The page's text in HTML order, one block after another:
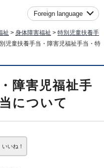
Foreign language
祉 > 身体障害福祉 > 特別児童扶養手
児童扶養手当・障害児福祉手当・特
障害児福祉手
について
いね！